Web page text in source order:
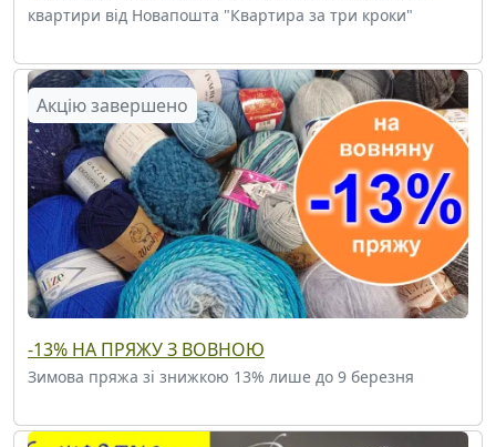
квартири від Новапошта "Квартира за три кроки"
Акцію завершено
-13% НА ПРЯЖУ З ВОВНОЮ
Зимова пряжа зі знижкою 13% лише до 9 березня